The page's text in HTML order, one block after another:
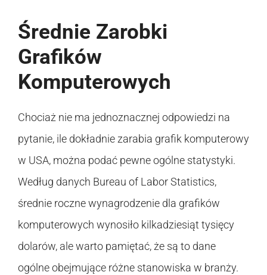
Średnie Zarobki
Grafików
Komputerowych
Chociaż nie ma jednoznacznej odpowiedzi na
pytanie, ile dokładnie zarabia grafik komputerowy
w USA, można podać pewne ogólne statystyki.
Według danych Bureau of Labor Statistics,
średnie roczne wynagrodzenie dla grafików
komputerowych wynosiło kilkadziesiąt tysięcy
dolarów, ale warto pamiętać, że są to dane
ogólne obejmujące różne stanowiska w branży.